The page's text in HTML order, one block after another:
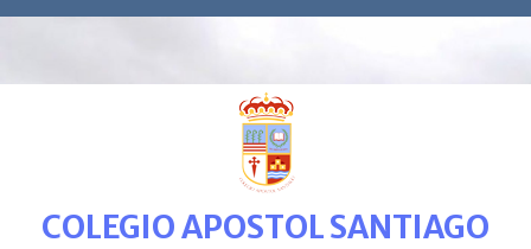
Última semana con nuestro pez Arcoíris.
COLEGIO APOSTOL SANTIAGO